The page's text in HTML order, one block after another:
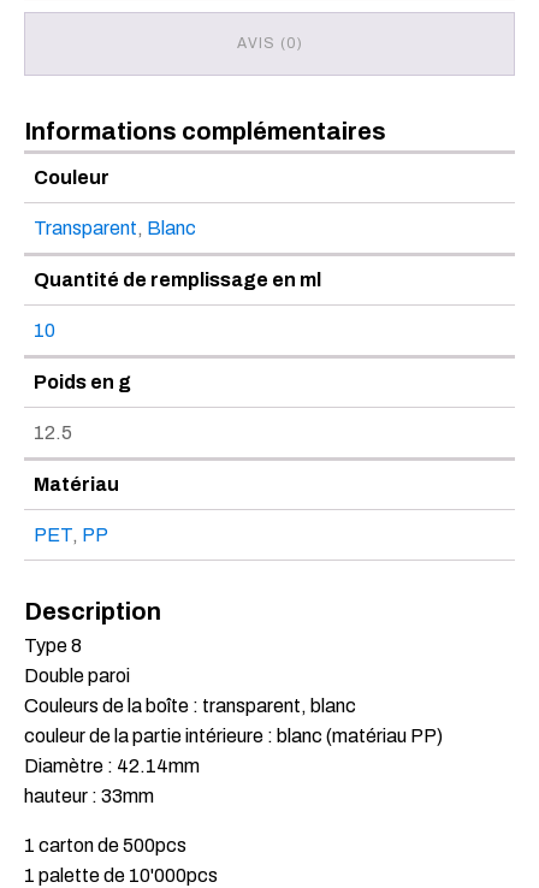
AVIS (0)
Informations complémentaires
Couleur
Transparent, Blanc
Quantité de remplissage en ml
10
Poids en g
12.5
Matériau
PET, PP
Description
Type 8
Double paroi
Couleurs de la boîte : transparent, blanc
couleur de la partie intérieure : blanc (matériau PP)
Diamètre : 42.14mm
hauteur : 33mm
1 carton de 500pcs
1 palette de 10'000pcs